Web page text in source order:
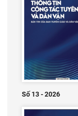
Số 13 - 2026